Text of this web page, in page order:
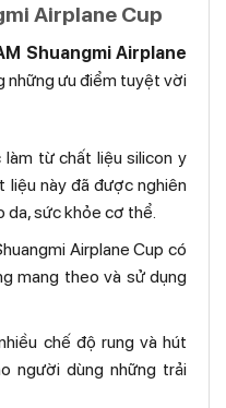
Airplane Cup
Shuangmi Airplane
những ưu điểm tuyệt vời
từ chất liệu silicon y
liệu này đã được nghiên
da, sức khỏe cơ thể.
Airplane Cup có
mang theo và sử dụng
chế độ rung và hút
người dùng những trải